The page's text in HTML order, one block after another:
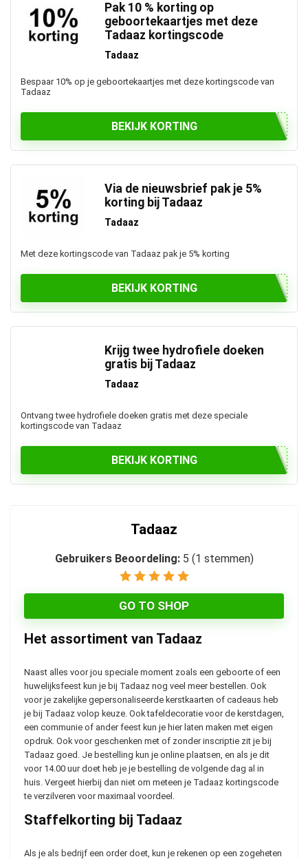
Pak 10 % korting op
geboortekaartjes met deze
Tadaaz kortingscode
Tadaaz
Bespaar 10% op je geboortekaartjes met deze kortingscode van
Tadaaz
BEKIJK KORTING
Via de nieuwsbrief pak je 5%
korting bij Tadaaz
Tadaaz
Met deze kortingscode van Tadaaz pak je 5% korting
BEKIJK KORTING
Krijg twee hydrofiele doeken
gratis bij Tadaaz
Tadaaz
Ontvang twee hydrofiele doeken gratis met deze speciale
kortingscode van Tadaaz
BEKIJK KORTING
Tadaaz
Gebruikers Beoordeling: 5 (1 stemmen)
GO TO SHOP
Het assortiment van Tadaaz
Naast alles voor jou speciale moment zoals een geboorte of een
huwelijksfeest kun je bij Tadaaz nog veel meer bestellen. Ook
voor je zakelijke gepersonaliseerde kerstkaarten of cadeaus heb
je bij Tadaaz volop keuze. Ook tafeldecoratie voor de kerstdagen,
een communie of ander feest kun je hier laten maken met eigen
opdruk. Ook voor geschenken met of zonder inscriptie zit je bij
Tadaaz goed. Je bestelling kun je online plaatsen, en als je dit
voor 14.00 uur doet heb je je bestelling de volgende dag al in
huis. Vergeet hierbij dan niet om meteen je Tadaaz kortingscode
te verzilveren voor maximaal voordeel.
Staffelkorting bij Tadaaz
Als je als bedrijf een order doet, kun je rekenen op een zogeheten